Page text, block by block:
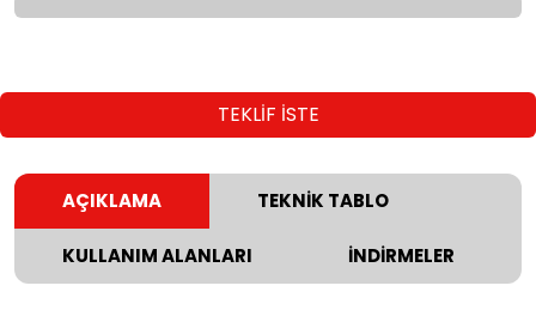
TEKLİF İSTE
AÇIKLAMA TEKNİK TABLO
KULLANIM ALANLARI İNDİRMELER